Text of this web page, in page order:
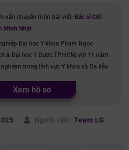
vấn chuyên môn bài viết: Bác sĩ CKI
Minh Nhật
Đại học Y khoa Phạm Ngọc
& Đại học Y Dược TP.HCM, với 11 năm
nghiệm trong lĩnh vực Y khoa và Da liễu
Xem hồ sơ
Người viết : Team LG